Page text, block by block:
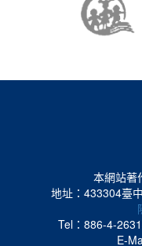
本網站著
地址：433304臺
Tel：886-4-
E-